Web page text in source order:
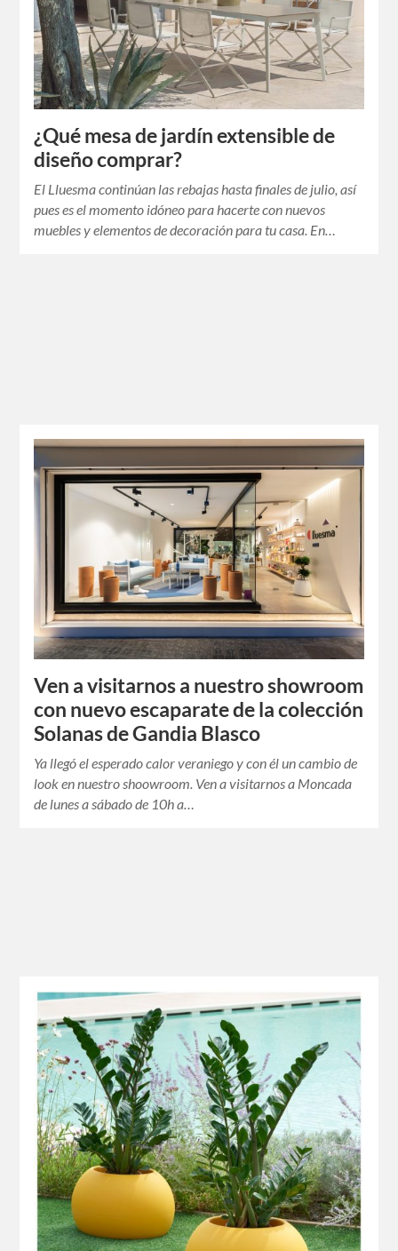
¿Qué mesa de jardín extensible de
diseño comprar?
El Lluesma continúan las rebajas hasta finales de julio, así
pues es el momento idóneo para hacerte con nuevos
muebles y elementos de decoración para tu casa. En…
Ven a visitarnos a nuestro showroom
con nuevo escaparate de la colección
Solanas de Gandia Blasco
Ya llegó el esperado calor veraniego y con él un cambio de
look en nuestro shoowroom. Ven a visitarnos a Moncada
de lunes a sábado de 10h a…